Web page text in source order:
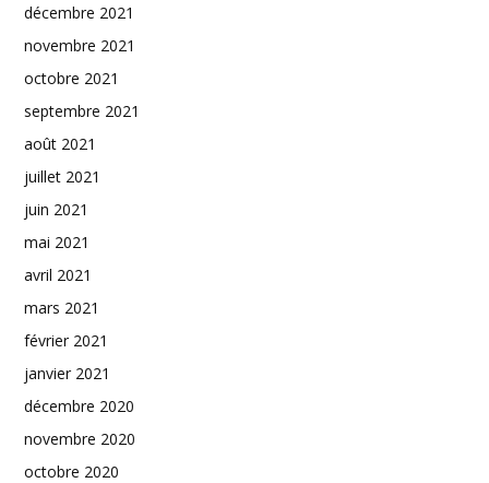
décembre 2021
novembre 2021
octobre 2021
septembre 2021
août 2021
juillet 2021
juin 2021
mai 2021
avril 2021
mars 2021
février 2021
janvier 2021
décembre 2020
novembre 2020
octobre 2020